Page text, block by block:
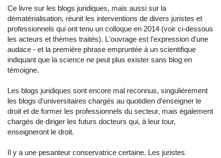
Ce livre sur les blogs juridiques, mais aussi sur la
dématérialisation, réunit les interventions de divers juristes et
professionnels qui ont tenu un colloque en 2014 (voir ci-dessous
les acteurs et thèmes traités). L'ouvrage est l'expression d'une
audace - et la première phrase empruntée à un scientifique
indiquant que la science ne peut plus exister sans blog en
témoigne.
Les blogs juridiques sont encore mal reconnus, singulièrement
les blogs d'universitaires chargés au quotidien d'enseigner le
droit et de former les professionnels du secteur, mais également
chargés de diriger les futurs docteurs qui, à leur tour,
enseigneront le droit.
Il y a une pesanteur conservatrice certaine. Les juristes